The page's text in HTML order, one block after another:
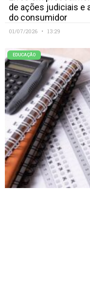
de ações judiciais e
do consumidor
01/07/2026 13:29
EDUCAÇÃO